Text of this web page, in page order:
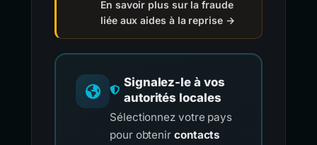
En savoir plus sur la fraude
liée aux aides à la reprise →
Signalez-le à vos
autorités locales
Sélectionnez votre pays
pour obtenir contacts